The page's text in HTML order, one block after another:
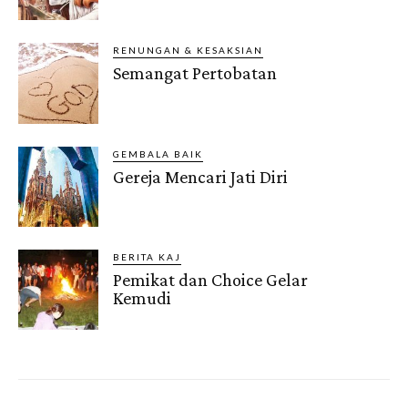
RENUNGAN & KESAKSIAN
Semangat Pertobatan
GEMBALA BAIK
Gereja Mencari Jati Diri
BERITA KAJ
Pemikat dan Choice Gelar
Kemudi
Gendis.ID